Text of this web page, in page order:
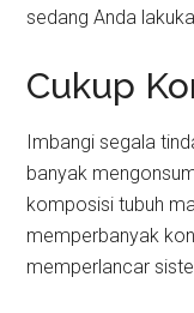
sedang Anda
Cukup
Imbangi segala
banyak
komposisi tubuh
memperbanyak
memperlancar